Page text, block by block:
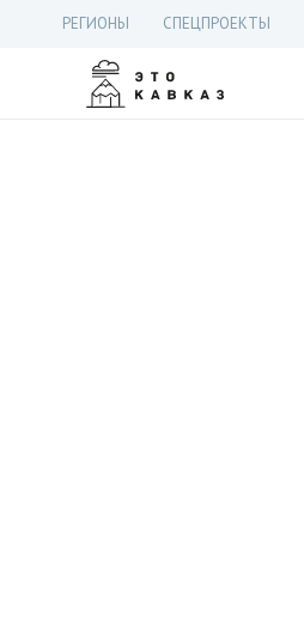
РЕГИОНЫ СПЕЦПРОЕКТЫ